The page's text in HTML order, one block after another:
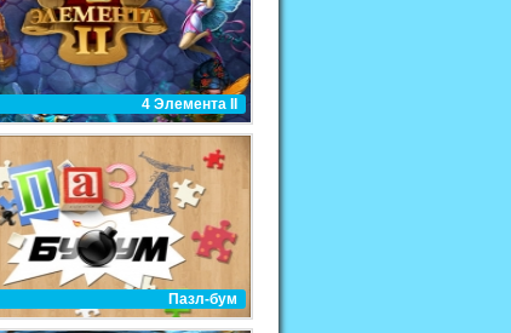
4 Элемента II
Пазл-бум